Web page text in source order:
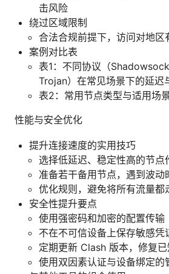
击风险
绕过区域限制
合法合规前提下，访问对地区
案例对比表
表1：不同协议（
Trojan）在常见场景下的延迟
表2：常用节点类型与适用场
性能与安全优化
提升连接速度的实用技巧
选择低延迟、稳定性高的节点
准备若干备用节点，遇到波动
优化规则，避免将所有流量都
安全性提升要点
使用强密码和加密的配置传输
不在不可信设备上保存敏感凭
定期更新 Clash 版本，修复
使用双因素认证与设备绑定的